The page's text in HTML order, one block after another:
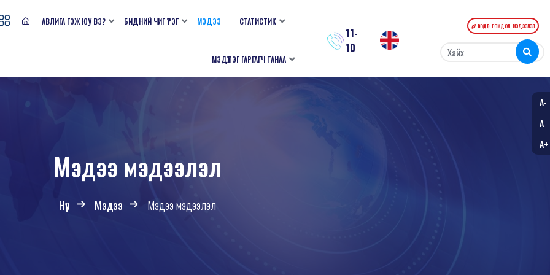
АВЛИГА ГЭЖ ЮУ ВЭ? БИДНИЙ ЧИГ ҮҮРЭГ МЭДЭЭ СТАТИСТИК
МЭДҮҮЛЭГ ГАРГАГЧ ТАНАА
11-
10
ӨРГӨДӨЛ, ГОМДОЛ, МЭДЭЭЛЭЛ
Мэдээ мэдээлэл
Нүүр Мэдээ Мэдээ мэдээлэл
A-
A
A+